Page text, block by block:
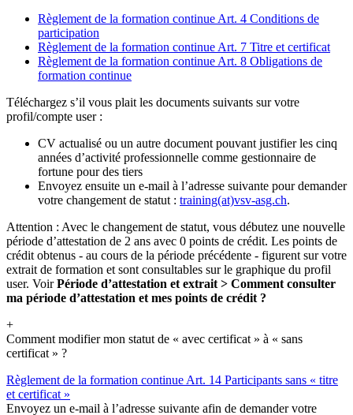
Règlement de la formation continue Art. 4 Conditions de
participation
Règlement de la formation continue Art. 7 Titre et certificat
Règlement de la formation continue Art. 8 Obligations de
formation continue
Téléchargez s’il vous plait les documents suivants sur votre
profil/compte user :
CV actualisé ou un autre document pouvant justifier les cinq
années d’activité professionnelle comme gestionnaire de
fortune pour des tiers
Envoyez ensuite un e-mail à l’adresse suivante pour demander
votre changement de statut : training(at)vsv-asg.ch.
Attention : Avec le changement de statut, vous débutez une nouvelle
période d’attestation de 2 ans avec 0 points de crédit. Les points de
crédit obtenus - au cours de la période précédente - figurent sur votre
extrait de formation et sont consultables sur le graphique du profil
user. VoirPériode d’attestation et extrait > Comment consulter
ma période d’attestation et mes points de crédit ?
+
Comment modifier mon statut de « avec certificat » à « sans
certificat » ?
Règlement de la formation continue Art. 14 Participants sans « titre
et certificat »
Envoyez un e-mail à l’adresse suivante afin de demander votre